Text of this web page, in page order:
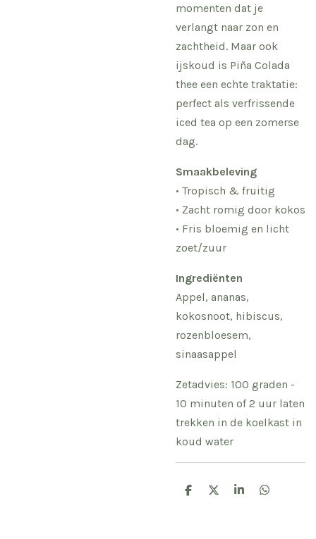
momenten dat je
verlangt naar zon en
zachtheid. Maar ook
ijskoud is Piña Colada
thee een echte traktatie:
perfect als verfrissende
iced tea op een zomerse
dag.
Smaakbeleving
• Tropisch & fruitig
• Zacht romig door kokos
• Fris bloemig en licht
zoet/zuur
Ingrediënten
Appel, ananas,
kokosnoot, hibiscus,
rozenbloesem,
sinaasappel
Zetadvies: 100 graden -
10 minuten of 2 uur laten
trekken in de koelkast in
koud water
D
D
S
D